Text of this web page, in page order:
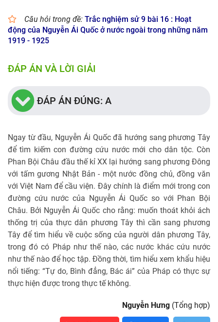
Câu hỏi trong đề: Trắc nghiệm sử 9 bài 16 : Hoạt
động của Nguyễn Ái Quốc ở nước ngoài trong những năm
1919 - 1925
ĐÁP ÁN VÀ LỜI GIẢI
ĐÁP ÁN ĐÚNG: A
Ngay từ đầu, Nguyễn Ái Quốc đã hướng sang phương Tây
để tìm kiếm con đường cứu nước mới cho dân tộc. Còn
Phan Bội Châu đầu thế kỉ XX lại hướng sang phương Đông
với tấm gương Nhật Bản - một nước đồng chủ, đồng văn
với Việt Nam để cầu viện. Đây chính là điểm mới trong con
đường cứu nước của Nguyễn Ái Quốc so với Phan Bội
Châu. Bởi Nguyễn Ái Quốc cho rằng: muốn thoát khỏi ách
thống trị của thực dân phương Tây thì cần sang phương
Tây để tìm hiểu về cuộc sống của người dân phương Tây,
trong đó có Pháp như thế nào, các nước khác cứu nước
như thế nào để học tập. Đồng thời, tìm hiểu xem khẩu hiệu
nổi tiếng: “Tự do, Bình đẳng, Bác ái” của Pháp có thực sự
thực hiện được trong thực tế không.
Nguyễn Hưng (Tổng hợp)